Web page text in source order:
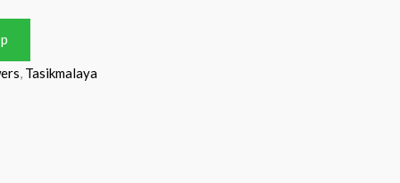
, Tasikmalaya